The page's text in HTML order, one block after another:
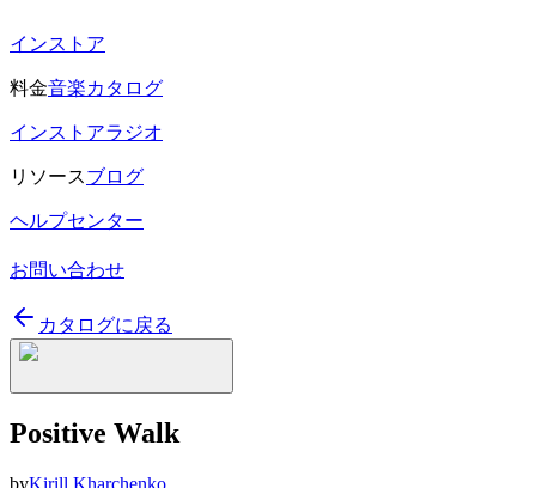
インストア
料金音楽カタログ
インストアラジオ
リソースブログ
ヘルプセンター
お問い合わせ
カタログに戻る
Positive Walk
byKirill Kharchenko